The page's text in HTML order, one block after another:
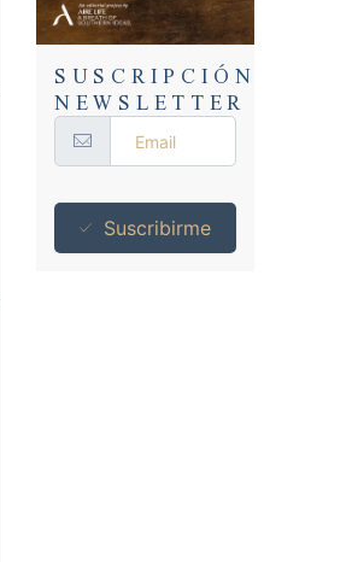
SUSCRIPCIÓN
NEWSLETTER
Suscribirme